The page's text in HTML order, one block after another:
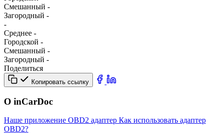
Смешанный -
Загородный -
-
Среднее -
Городской -
Смешанный -
Загородный -
Поделиться
Копировать ссылку
О inCarDoc
Наше приложение OBD2 адаптер Как использовать адаптер
OBD2?